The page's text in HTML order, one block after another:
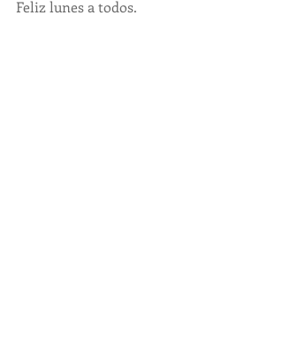
Feliz lunes a todos.